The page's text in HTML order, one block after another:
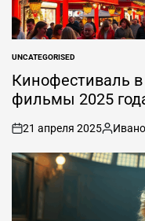
ОПУБЛИКОВАНО
В
UNCATEGORISED
Кинофестиваль
фильмы 2025
вкл
.
21 апреля 2025
автором